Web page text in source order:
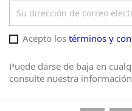
Acepto los términos y
Puede darse de baja en
consulte nuestra